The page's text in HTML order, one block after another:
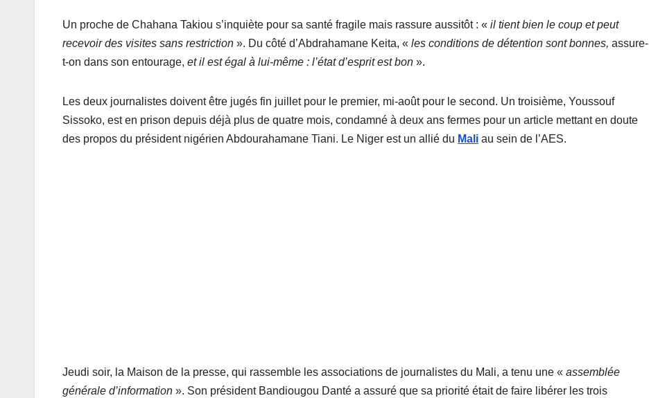
Un proche de Chahana Takiou s’inquiète pour sa santé fragile mais rassure aussitôt : « il tient bien le coup et peut
recevoir des visites sans restriction ». Du côté d’Abdrahamane Keita, « les conditions de détention sont bonnes, assure-
t-on dans son entourage, et il est égal à lui-même : l’état d’esprit est bon ».
Les deux journalistes doivent être jugés fin juillet pour le premier, mi-août pour le second. Un troisième, Youssouf
Sissoko, est en prison depuis déjà plus de quatre mois, condamné à deux ans fermes pour un article mettant en doute
des propos du président nigérien Abdourahamane Tiani. Le Niger est un allié du Mali au sein de l’AES.
Jeudi soir, la Maison de la presse, qui rassemble les associations de journalistes du Mali, a tenu une « assemblée
générale d’information ». Son président Bandiougou Danté a assuré que sa priorité était de faire libérer les trois